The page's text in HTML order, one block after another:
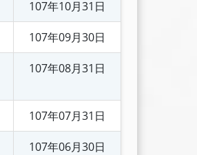
107年10月31日
107年09月30日
107年08月31日
107年07月31日
107年06月30日